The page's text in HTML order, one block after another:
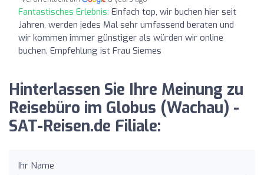
Fantastisches Erlebnis: Einfach top, wir buchen hier seit
Jahren, werden jedes Mal sehr umfassend beraten und
wir kommen immer günstiger als würden wir online
buchen. Empfehlung ist Frau Siemes
Hinterlassen Sie Ihre Meinung zu
Reisebüro im Globus (Wachau) -
SAT-Reisen.de Filiale:
Ihr Name